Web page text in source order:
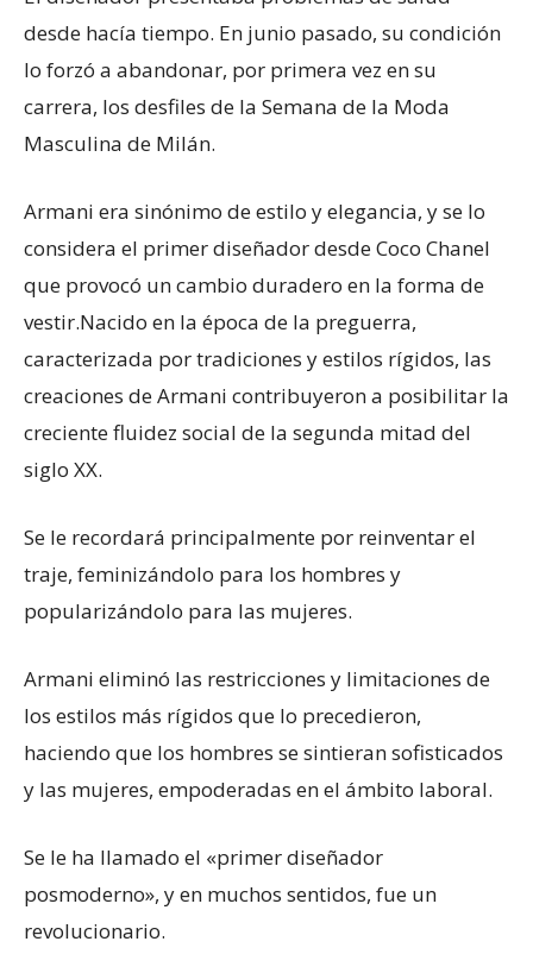
desde hacía tiempo. En junio pasado, su condición
lo forzó a abandonar, por primera vez en su
carrera, los desfiles de la Semana de la Moda
Masculina de Milán.
Armani era sinónimo de estilo y elegancia, y se lo
considera el primer diseñador desde Coco Chanel
que provocó un cambio duradero en la forma de
vestir.Nacido en la época de la preguerra,
caracterizada por tradiciones y estilos rígidos, las
creaciones de Armani contribuyeron a posibilitar la
creciente fluidez social de la segunda mitad del
siglo XX.
Se le recordará principalmente por reinventar el
traje, feminizándolo para los hombres y
popularizándolo para las mujeres.
Armani eliminó las restricciones y limitaciones de
los estilos más rígidos que lo precedieron,
haciendo que los hombres se sintieran sofisticados
y las mujeres, empoderadas en el ámbito laboral.
Se le ha llamado el «primer diseñador
posmoderno», y en muchos sentidos, fue un
revolucionario.